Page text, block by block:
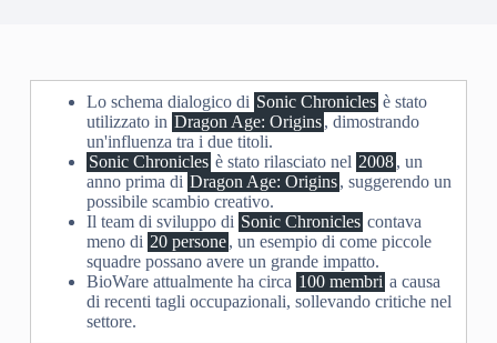
Lo schema dialogico di Sonic Chronicles è stato
utilizzato in Dragon Age: Origins, dimostrando
un'influenza tra i due titoli.
Sonic Chronicles è stato rilasciato nel 2008, un
anno prima di Dragon Age: Origins, suggerendo un
possibile scambio creativo.
Il team di sviluppo di Sonic Chronicles contava
meno di 20 persone, un esempio di come piccole
squadre possano avere un grande impatto.
BioWare attualmente ha circa 100 membri a causa
di recenti tagli occupazionali, sollevando critiche nel
settore.